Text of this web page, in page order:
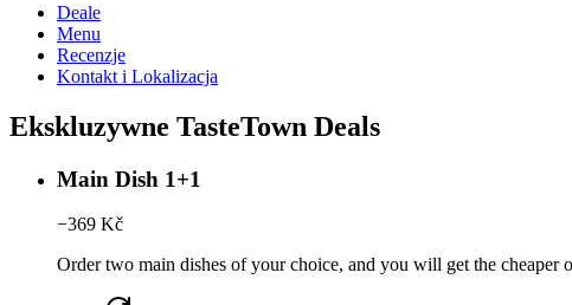
Deale
Menu
Recenzje
Kontakt i Lokalizacja
Ekskluzywne TasteTown Deals
Main Dish 1+1
−369 Kč
Order two main dishes of your choice, and you will get the cheaper